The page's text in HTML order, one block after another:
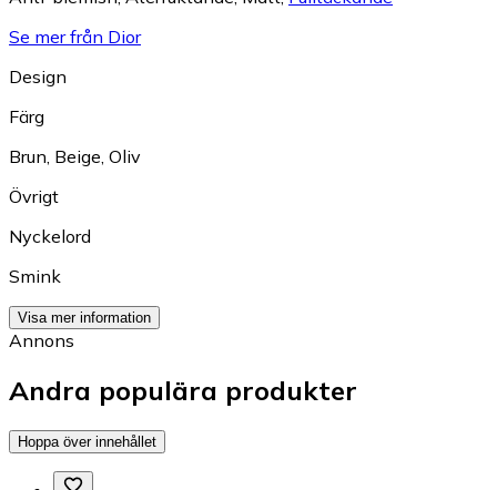
Se mer från Dior
Design
Färg
Brun, Beige, Oliv
Övrigt
Nyckelord
Smink
Visa mer information
Annons
Andra populära produkter
Hoppa över innehållet